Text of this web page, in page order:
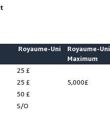
Royaume-Uni
Royaume-Uni
Maximum
25 £
25 £
5,000£
50 £
S/O